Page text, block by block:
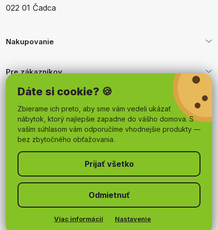
Dáte si cookie? 🍪
Zbierame ich preto, aby sme vám vedeli ukázať
nábytok, ktorý najlepšie zapadne do vášho domova. S
vaším súhlasom vám odporučíme vhodnejšie produkty —
bez zbytočného obťažovania.
Viac informácií Nastavenie
Odmietnuť
022 01 Čadca
Nakupovanie
Pre zákazníkov
Vytvoril Shoptet
mojnabytok.sk. Všetky práva vyhradené.
Upraviť nastavenie cookies